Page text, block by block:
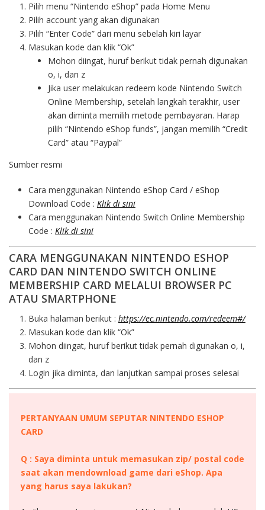
Pilih menu “Nintendo eShop” pada Home Menu
Pilih account yang akan digunakan
Pilih “Enter Code” dari menu sebelah kiri layar
Masukan kode dan klik “Ok”
Mohon diingat, huruf berikut tidak pernah digunakan
o, i, dan z
Jika user melakukan redeem kode Nintendo Switch
Online Membership, setelah langkah terakhir, user
akan diminta memilih metode pembayaran. Harap
pilih “Nintendo eShop funds”, jangan memilih “Credit
Card” atau “Paypal”
Sumber resmi
Cara menggunakan Nintendo eShop Card / eShop
Download Code : Klik di sini
Cara menggunakan Nintendo Switch Online Membership
Code : Klik di sini
CARA MENGGUNAKAN NINTENDO ESHOP
CARD DAN NINTENDO SWITCH ONLINE
MEMBERSHIP CARD MELALUI BROWSER PC
ATAU SMARTPHONE
Buka halaman berikut : https://ec.nintendo.com/redeem#/
Masukan kode dan klik “Ok”
Mohon diingat, huruf berikut tidak pernah digunakan o, i,
dan z
Login jika diminta, dan lanjutkan sampai proses selesai
PERTANYAAN UMUM SEPUTAR NINTENDO ESHOP
CARD
Q : Saya diminta untuk memasukan zip/ postal code
saat akan mendownload game dari eShop. Apa
yang harus saya lakukan?